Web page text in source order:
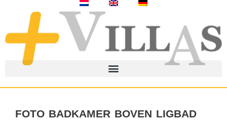
foto badkamer boven ligbad